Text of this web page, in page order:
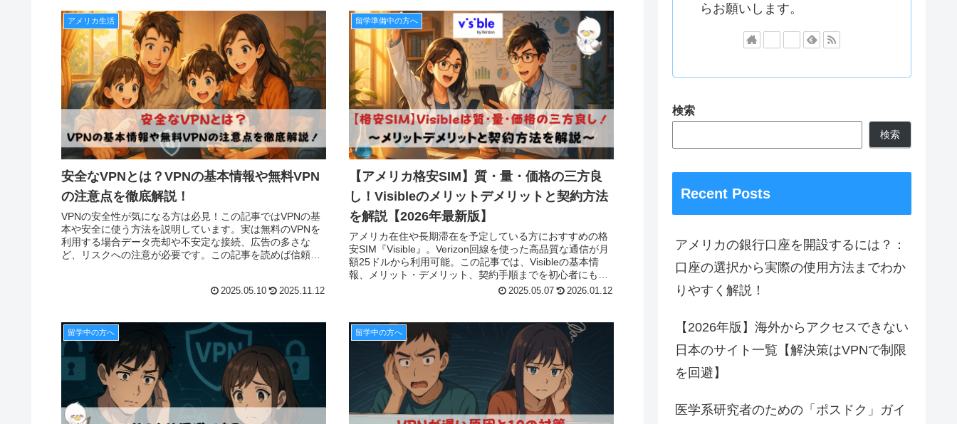
アメリカ生活
安全なVPNとは？VPNの基本情報や無料VPN
の注意点を徹底解説！
VPNの安全性が気になる方は必見！この記事ではVPNの基
本や安全に使う方法を説明しています。実は無料のVPNを
利用する場合データ売却や不安定な接続、広告の多さな
ど、リスクへの注意が必要です。この記事を読めば信頼で
2025.05.10 2025.11.12
留学準備中の方へ
【アメリカ格安SIM】質・量・価格の三方良
し！Visibleのメリットデメリットと契約方法
を解説【2026年最新版】
アメリカ在住や長期滞在を予定している方におすすめの格
安SIM『Visible』。Verizon回線を使った高品質な通信が月
額25ドルから利用可能。この記事では、Visibleの基本情
報、メリット・デメリット、契約手順までを初心者にもわ
かりやすく丁寧に解説しています。 2025.05.07 2026.01.12
留学中の方へ 留学中の方へ
らお願いします。
検索
検索
Recent Posts
アメリカの銀行口座を開設するには？：
口座の選択から実際の使用方法までわか
りやすく解説！
【2026年版】海外からアクセスできない
日本のサイト一覧【解決策はVPNで制限
を回避】
医学系研究者のための「ポスドク」ガイ